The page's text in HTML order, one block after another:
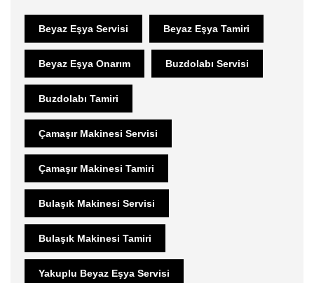
Beyaz Eşya Servisi Beyaz Eşya Tamiri
Beyaz Eşya Onarım Buzdolabı Servisi
Buzdolabı Tamiri
Çamaşır Makinesi Servisi
Çamaşır Makinesi Tamiri
Bulaşık Makinesi Servisi
Bulaşık Makinesi Tamiri
Yakuplu Beyaz Eşya Servisi